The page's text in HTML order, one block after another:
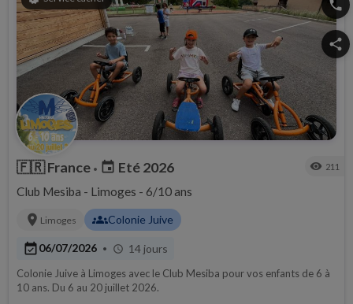
phone
share
🇫🇷France • event Eté 2026 visibility 211
Club Mesiba - Limoges - 6/10 ans
location_on Limoges groupsColonie Juive
event_available06/07/2026 • schedule 14 jours
Colonie Juive à Limoges avec le Club Mesiba pour vos enfants de 6 à
10 ans. Du 6 au 20 juillet 2026.